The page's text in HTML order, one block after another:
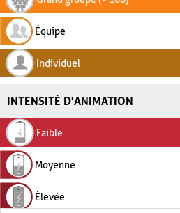
Équipe
Individuel
INTENSITÉ D'ANIMATION
Faible
Moyenne
Élevée